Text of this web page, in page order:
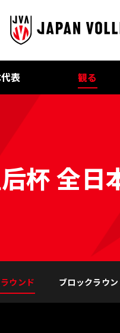
表 観る
杯 全日
ウンド ブロックラウ